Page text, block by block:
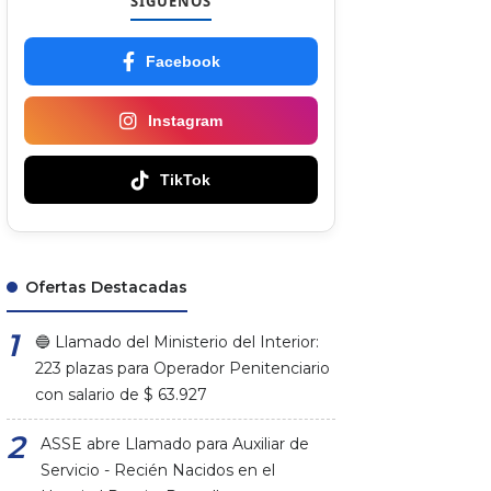
Facebook
Instagram
TikTok
Ofertas Destacadas
🔵 Llamado del Ministerio del Interior:
223 plazas para Operador Penitenciario
con salario de $ 63.927
ASSE abre Llamado para Auxiliar de
Servicio - Recién Nacidos en el